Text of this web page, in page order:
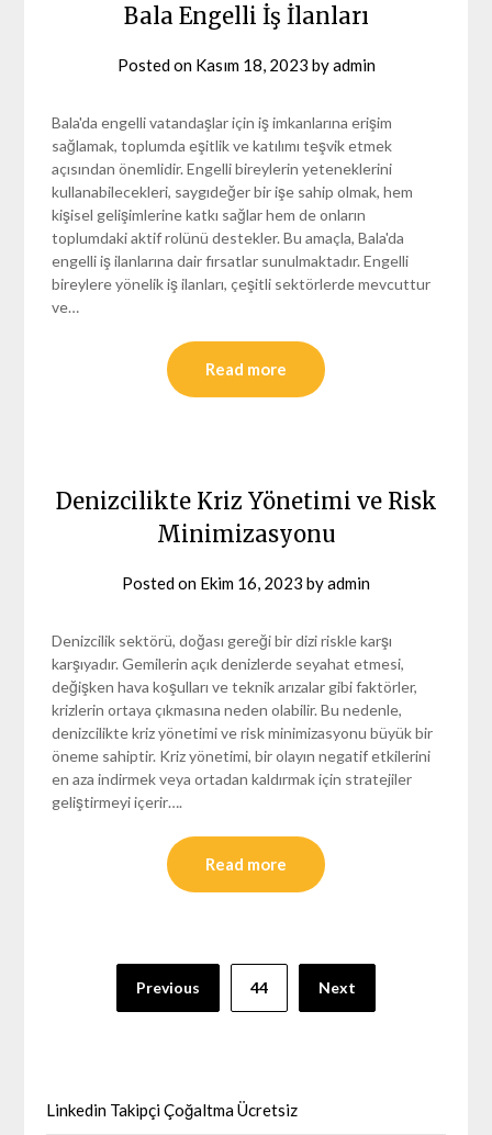
Bala Engelli İş İlanları
Posted on Kasım 18, 2023 byadmin
Bala'da engelli vatandaşlar için iş imkanlarına erişim
sağlamak, toplumda eşitlik ve katılımı teşvik etmek
açısından önemlidir. Engelli bireylerin yeteneklerini
kullanabilecekleri, saygıdeğer bir işe sahip olmak, hem
kişisel gelişimlerine katkı sağlar hem de onların
toplumdaki aktif rolünü destekler. Bu amaçla, Bala'da
engelli iş ilanlarına dair fırsatlar sunulmaktadır. Engelli
bireylere yönelik iş ilanları, çeşitli sektörlerde mevcuttur
ve…
Read more
Denizcilikte Kriz Yönetimi ve Risk
Minimizasyonu
Posted on Ekim 16, 2023 byadmin
Denizcilik sektörü, doğası gereği bir dizi riskle karşı
karşıyadır. Gemilerin açık denizlerde seyahat etmesi,
değişken hava koşulları ve teknik arızalar gibi faktörler,
krizlerin ortaya çıkmasına neden olabilir. Bu nedenle,
denizcilikte kriz yönetimi ve risk minimizasyonu büyük bir
öneme sahiptir. Kriz yönetimi, bir olayın negatif etkilerini
en aza indirmek veya ortadan kaldırmak için stratejiler
geliştirmeyi içerir….
Read more
sayfalaması
Previous 44 Next
Linkedin Takipçi Çoğaltma Ücretsiz